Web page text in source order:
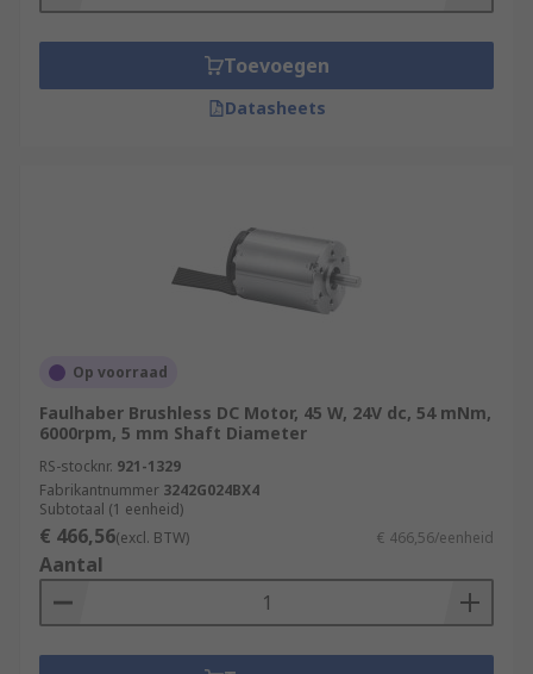
Toevoegen
Datasheets
Op voorraad
Faulhaber Brushless DC Motor, 45 W, 24V dc, 54 mNm,
6000rpm, 5 mm Shaft Diameter
RS-stocknr. 921-1329
Fabrikantnummer 3242G024BX4
Subtotaal (1 eenheid)
€ 466,56(excl. BTW) € 466,56/eenheid
Aantal